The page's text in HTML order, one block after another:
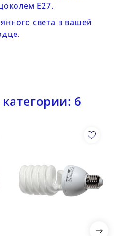
E27.
света в вашей
6